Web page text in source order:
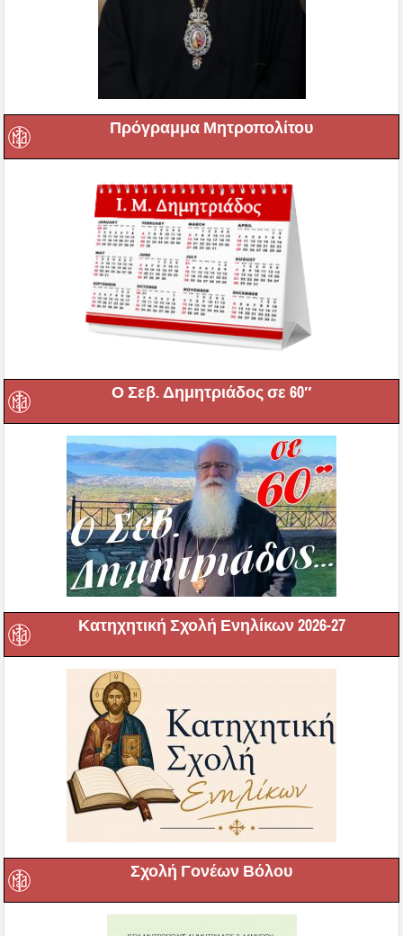
Πρόγραμμα Μητροπολίτου
Ο Σεβ. Δημητριάδος σε 60″
Κατηχητική Σχολή Ενηλίκων 2026-27
Σχολή Γονέων Βόλου